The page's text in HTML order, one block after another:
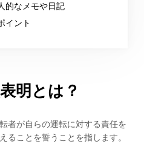
的なメモや日記
イント
明とは？
者が自らの運転に対する責任を
ることを誓うことを指します。